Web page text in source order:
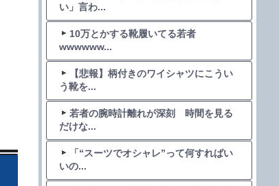
い」言わ...
10万とかする靴履いてる若者
wwwwww...
【悲報】柄付きのワイシャツにこうい
う靴を...
若者の腕時計離れが深刻 時間を見る
だけな...
「“スーツでオシャレ”って何すればい
いの...